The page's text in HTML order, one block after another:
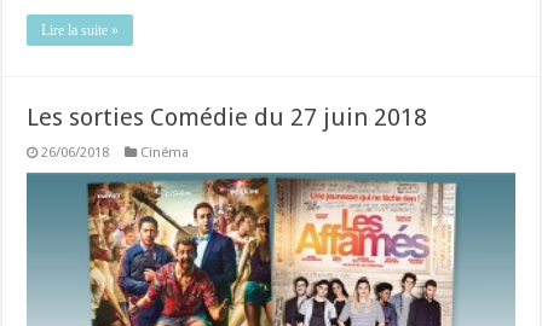
Lire la suite »
Les sorties Comédie du 27 juin 2018
26/06/2018 Cinéma